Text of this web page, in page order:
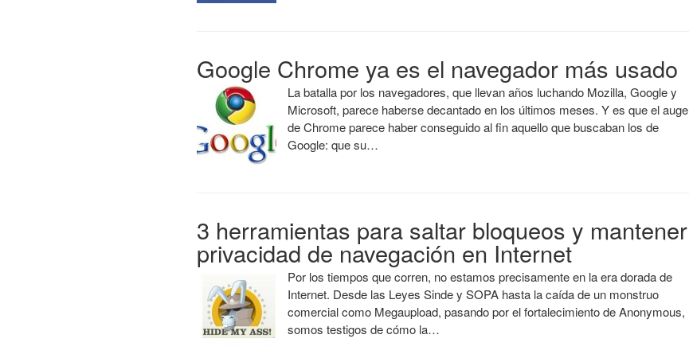
Google Chrome ya es el navegador más usado
La batalla por los navegadores, que llevan años luchando Mozilla, Google y
Microsoft, parece haberse decantado en los últimos meses. Y es que el auge
de Chrome parece haber conseguido al fin aquello que buscaban los de
Google: que su…
3 herramientas para saltar bloqueos y mantener
privacidad de navegación en Internet
Por los tiempos que corren, no estamos precisamente en la era dorada de
Internet. Desde las Leyes Sinde y SOPA hasta la caída de un monstruo
comercial como Megaupload, pasando por el fortalecimiento de Anonymous,
somos testigos de cómo la…